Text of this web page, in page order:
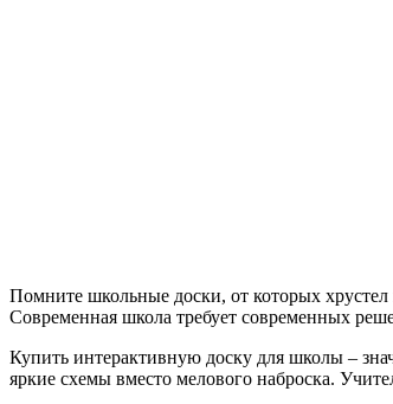
Помните школьные доски, от которых
Современная школа требует современных
Купить интерактивную доску для школы –
яркие схемы вместо мелового наброска.